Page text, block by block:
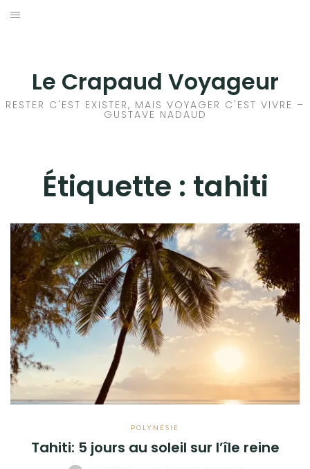
Aller
Le Crapaud Voyageur
RESTER C'EST EXISTER, MAIS VOYAGER C'EST VIVRE –
GUSTAVE NADAUD
Étiquette : tahiti
POLYNÉSIE
Tahiti: 5 jours au soleil sur l’île reine
EUROPE
AMÉRIQUE DU NORD
AMÉRIQUE CENTRALE
AMÉRIQUE DU SUD
TOUR DU MONDE 2020-2021
CONTACT